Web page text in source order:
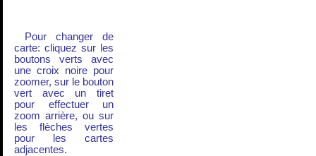
Pour changer de
carte: cliquez sur les
boutons verts avec
une croix noire pour
zoomer, sur le bouton
vert avec un tiret
pour effectuer un
zoom arrière, ou sur
les flèches vertes
pour les cartes
adjacentes.